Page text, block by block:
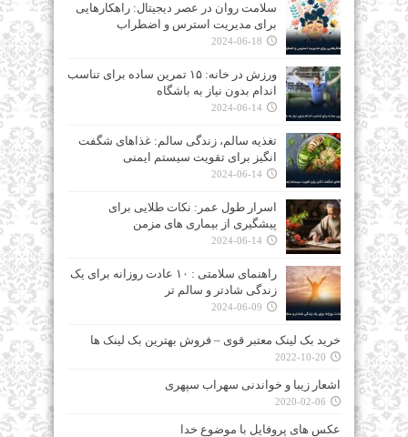
سلامت روان در عصر دیجیتال: راهکارهایی
برای مدیریت استرس و اضطراب
2024-06-18
ورزش در خانه: ۱۵ تمرین ساده برای تناسب
اندام بدون نیاز به باشگاه
2024-06-14
تغذیه سالم، زندگی سالم: غذاهای شگفت‌
انگیز برای تقویت سیستم ایمنی
2024-06-14
اسرار طول عمر: نکات طلایی برای
پیشگیری از بیماری‌ های مزمن
2024-06-14
راهنمای سلامتی : ۱۰ عادت روزانه برای یک
زندگی شادتر و سالم‌ تر
2024-06-09
خرید بک لینک معتبر قوی – فروش بهترین بک لینک ها
2022-10-20
اشعار زیبا و خواندنی سهراب سپهری
2020-02-06
عکس های پروفایل با موضوع خدا